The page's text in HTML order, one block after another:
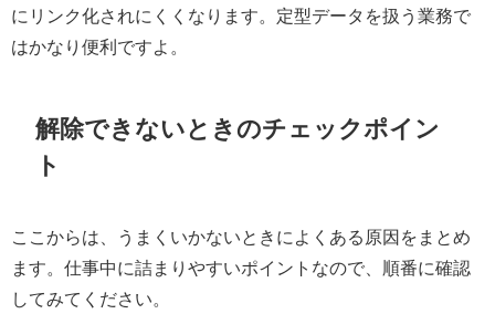
にリンク化されにくくなります。定型データを扱う業務で
はかなり便利ですよ。
解除できないときのチェックポイン
ト
ここからは、うまくいかないときによくある原因をまとめ
ます。仕事中に詰まりやすいポイントなので、順番に確認
してみてください。